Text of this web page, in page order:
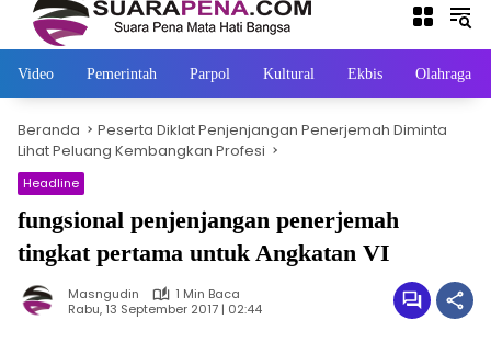
Video Pemerintah Parpol Kultural Ekbis Olahraga
Beranda
Peserta Diklat Penjenjangan Penerjemah Diminta
Lihat Peluang Kembangkan Profesi
Headline
fungsional penjenjangan penerjemah
tingkat pertama untuk Angkatan VI
Masngudin
1 Min Baca
Rabu, 13 September 2017 | 02:44